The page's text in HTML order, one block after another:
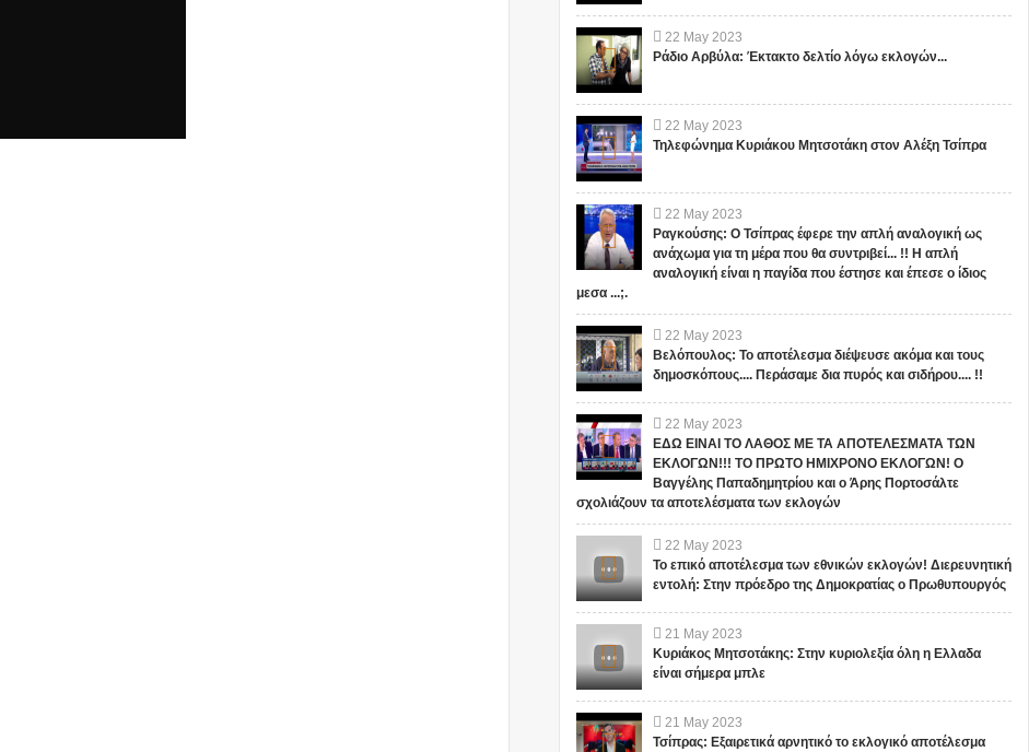
22 May 2023
Ράδιο Αρβύλα: Έκτακτο δελτίο λόγω εκλογών...
22 May 2023
Τηλεφώνημα Κυριάκου Μητσοτάκη στον Αλέξη Τσίπρα
22 May 2023
Ραγκούσης: Ο Τσίπρας έφερε την απλή αναλογική ως
ανάχωμα για τη μέρα που θα συντριβεί... !! Η απλή
αναλογική είναι η παγίδα που έστησε και έπεσε ο ίδιος
μεσα ...;.
22 May 2023
Βελόπουλος: Το αποτέλεσμα διέψευσε ακόμα και τους
δημοσκόπους.... Περάσαμε δια πυρός και σιδήρου.... !!
22 May 2023
ΕΔΩ ΕΙΝΑΙ ΤΟ ΛΑΘΟΣ ΜΕ ΤΑ ΑΠΟΤΕΛΕΣΜΑΤΑ ΤΩΝ
ΕΚΛΟΓΩΝ!!! ΤΟ ΠΡΩΤΟ ΗΜΙΧΡΟΝΟ ΕΚΛΟΓΩΝ! Ο
Βαγγέλης Παπαδημητρίου και ο Άρης Πορτοσάλτε
σχολιάζουν τα αποτελέσματα των εκλογών
22 May 2023
Το επικό αποτέλεσμα των εθνικών εκλογών! Διερευνητική
εντολή: Στην πρόεδρο της Δημοκρατίας ο Πρωθυπουργός
21 May 2023
Κυριάκος Μητσοτάκης: Στην κυριολεξία όλη η Ελλαδα
είναι σήμερα μπλε
21 May 2023
Τσίπρας: Εξαιρετικά αρνητικό το εκλογικό αποτέλεσμα